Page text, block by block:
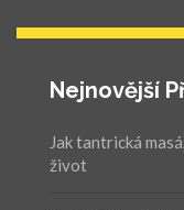
Nejnovější
Jak tantrická
život